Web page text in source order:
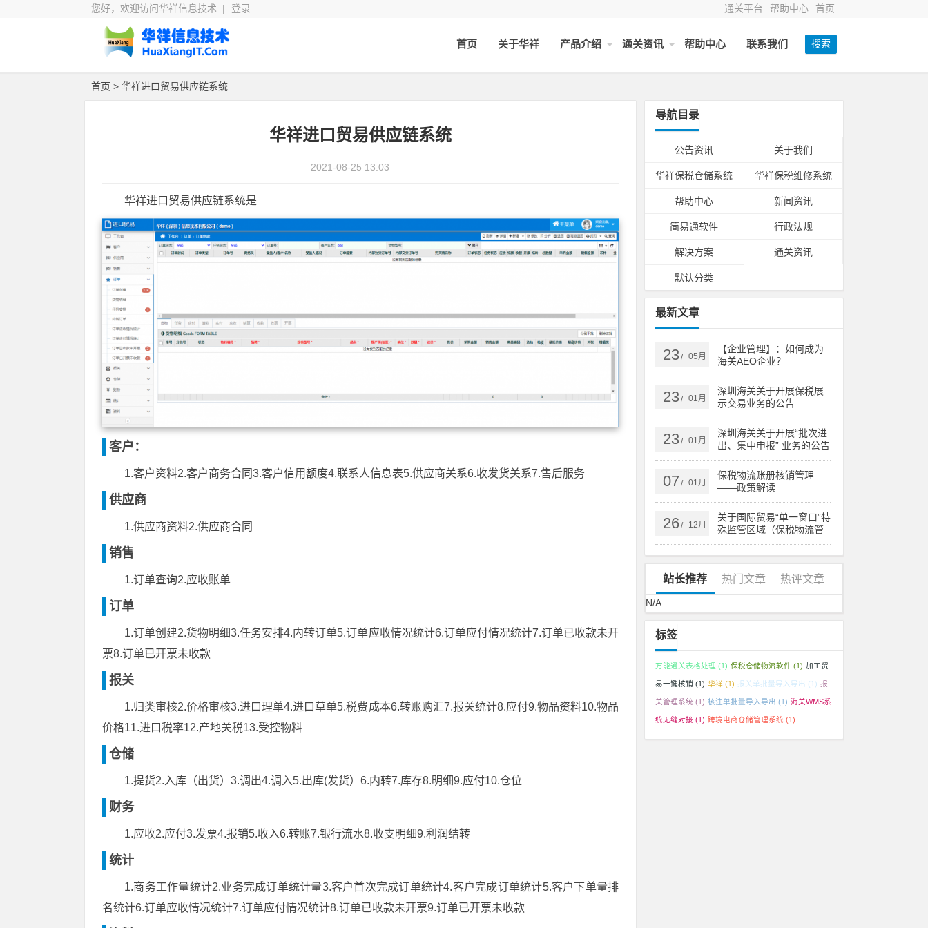
您好，欢迎访问华祥信息技术 | 登录 通关平台 帮助中心 首页
搜索
首页 关于华祥 产品介绍 通关资讯 帮助中心 联系我们
首页 > 华祥进口贸易供应链系统
华祥进口贸易供应链系统
2021-08-25 13:03
华祥进口贸易供应链系统是
客户：
1.客户资料2.客户商务合同3.客户信用额度4.联系人信息表5.供应商关系6.收发货关系7.售后服务
供应商
1.供应商资料2.供应商合同
销售
1.订单查询2.应收账单
订单
1.订单创建2.货物明细3.任务安排4.内转订单5.订单应收情况统计6.订单应付情况统计7.订单已收款未开
票8.订单已开票未收款
报关
1.归类审核2.价格审核3.进口理单4.进口草单5.税费成本6.转账购汇7.报关统计8.应付9.物品资料10.物品
价格11.进口税率12.产地关税13.受控物料
仓储
1.提货2.入库（出货）3.调出4.调入5.出库(发货）6.内转7.库存8.明细9.应付10.仓位
财务
1.应收2.应付3.发票4.报销5.收入6.转账7.银行流水8.收支明细9.利润结转
统计
1.商务工作量统计2.业务完成订单统计量3.客户首次完成订单统计4.客户完成订单统计5.客户下单量排
名统计6.订单应收情况统计7.订单应付情况统计8.订单已收款未开票9.订单已开票未收款
导航目录
公告资讯 关于我们
华祥保税仓储系统 华祥保税维修系统
帮助中心 新闻资讯
简易通软件 行政法规
解决方案 通关资讯
默认分类
最新文章
23/ 05月
【企业管理】：如何成为
海关AEO企业？
23/ 01月
深圳海关关于开展保税展
示交易业务的公告
23/ 01月
深圳海关关于开展“批次进
出、集中申报” 业务的公告
07 / 01月
保税物流账册核销管理
——政策解读
26/ 12月
关于国际贸易“单一窗口”特
殊监管区域（保税物流管
理）系统更新的通知
站长推荐 热门文章 热评文章
N/A
标签
万能通关表格处理 (1) 保税仓储物流软件 (1) 加工贸
易一键核销 (1) 华祥 (1) 报关单批量导入导出 (1) 报
关管理系统 (1) 核注单批量导入导出 (1) 海关WMS系
统无缝对接 (1) 跨境电商仓储管理系统 (1)